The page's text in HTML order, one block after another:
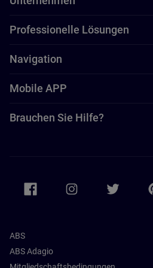
Professionelle Lösungen
Navigation
Mobile APP
Brauchen Sie Hilfe?
Accor Facebook Accor
ABS
ABS Adagio